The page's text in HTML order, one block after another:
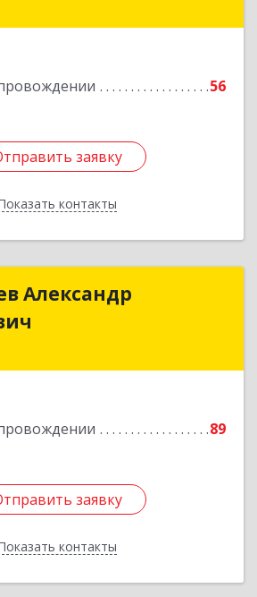
56
заявку
контакты
заявку
Назад
Александр
89
заявку
контакты
Васильев Александр
Подробнее
заявку
Назад